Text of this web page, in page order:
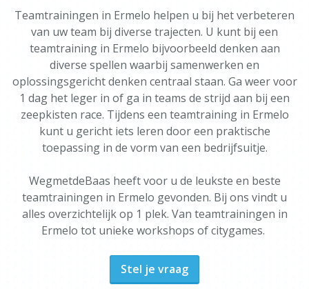
Teamtrainingen in Ermelo helpen u bij het verbeteren
van uw team bij diverse trajecten. U kunt bij een
teamtraining in Ermelo bijvoorbeeld denken aan
diverse spellen waarbij samenwerken en
oplossingsgericht denken centraal staan. Ga weer voor
1 dag het leger in of ga in teams de strijd aan bij een
zeepkisten race. Tijdens een teamtraining in Ermelo
kunt u gericht iets leren door een praktische
toepassing in de vorm van een bedrijfsuitje.
WegmetdeBaas heeft voor u de leukste en beste
teamtrainingen in Ermelo gevonden. Bij ons vindt u
alles overzichtelijk op 1 plek. Van teamtrainingen in
Ermelo tot unieke workshops of citygames.
Stel je vraag